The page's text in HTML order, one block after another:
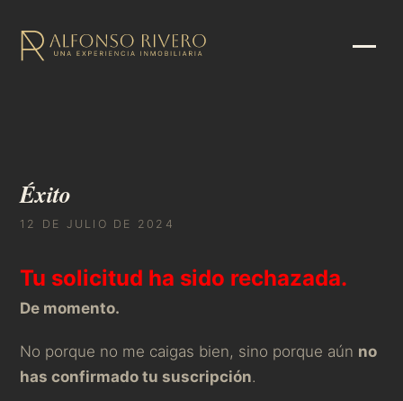
Éxito
12 DE JULIO DE 2024
Tu solicitud ha sido rechazada.
De momento.
No porque no me caigas bien, sino porque aún no
has confirmado tu suscripción.